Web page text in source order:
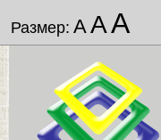
Размер: ААА